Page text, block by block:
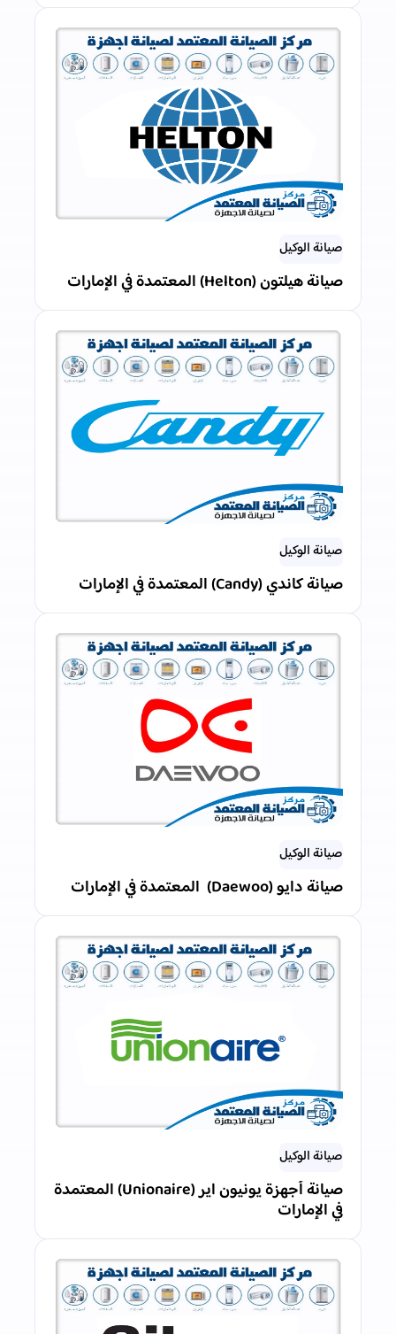
صيانة الوكيل
صيانة هيلتون (Helton) المعتمدة في الإمارات
صيانة الوكيل
صيانة كاندي (Candy) المعتمدة في الإمارات
صيانة الوكيل
صيانة دايو (Daewoo) المعتمدة في الإمارات
صيانة الوكيل
صيانة أجهزة يونيون اير (Unionaire) المعتمدة
في الإمارات